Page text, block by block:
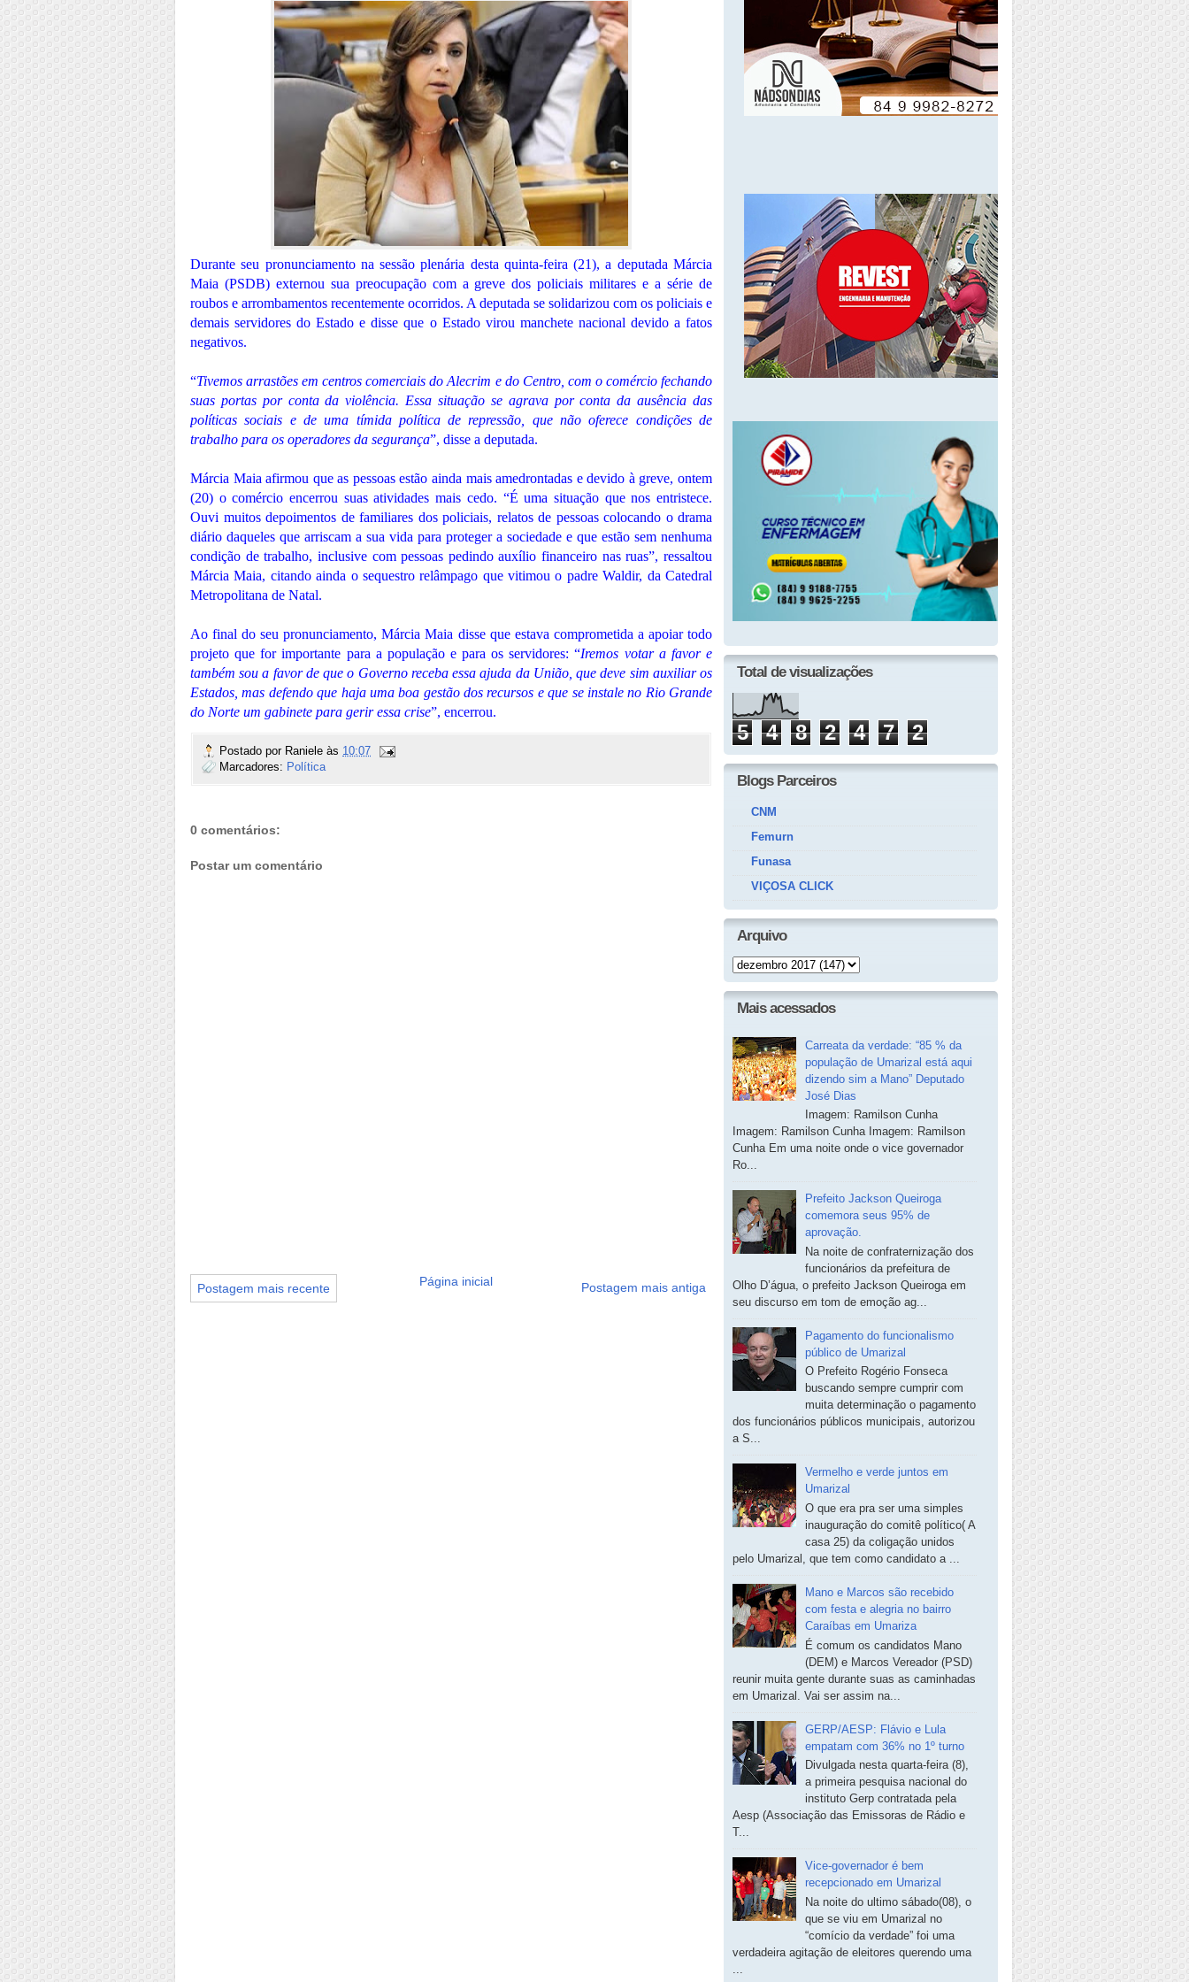
Durante seu pronunciamento na sessão plenária desta quinta-feira (21), a deputada Márcia
Maia (PSDB) externou sua preocupação com a greve dos policiais militares e a série de
roubos e arrombamentos recentemente ocorridos. A deputada se solidarizou com os policiais e
demais servidores do Estado e disse que o Estado virou manchete nacional devido a fatos
negativos.
“Tivemos arrastões em centros comerciais do Alecrim e do Centro, com o comércio fechando
suas portas por conta da violência. Essa situação se agrava por conta da ausência das
políticas sociais e de uma tímida política de repressão, que não oferece condições de
trabalho para os operadores da segurança”, disse a deputada.
Márcia Maia afirmou que as pessoas estão ainda mais amedrontadas e devido à greve, ontem
(20) o comércio encerrou suas atividades mais cedo. “É uma situação que nos entristece.
Ouvi muitos depoimentos de familiares dos policiais, relatos de pessoas colocando o drama
diário daqueles que arriscam a sua vida para proteger a sociedade e que estão sem nenhuma
condição de trabalho, inclusive com pessoas pedindo auxílio financeiro nas ruas”, ressaltou
Márcia Maia, citando ainda o sequestro relâmpago que vitimou o padre Waldir, da Catedral
Metropolitana de Natal.
Ao final do seu pronunciamento, Márcia Maia disse que estava comprometida a apoiar todo
projeto que for importante para a população e para os servidores: “Iremos votar a favor e
também sou a favor de que o Governo receba essa ajuda da União, que deve sim auxiliar os
Estados, mas defendo que haja uma boa gestão dos recursos e que se instale no Rio Grande
do Norte um gabinete para gerir essa crise”, encerrou.
Postado por Raniele às 10:07
Marcadores: Política
0 comentários:
Postar um comentário
Postagem mais recente Postagem mais antiga
Página inicial
Total de visualizações
5 4 8 2 4 7 2
Blogs Parceiros
CNM
Femurn
Funasa
VIÇOSA CLICK
Arquivo
Mais acessados
Carreata da verdade: “85 % da
população de Umarizal está aqui
dizendo sim a Mano” Deputado
José Dias
Imagem: Ramilson Cunha
Imagem: Ramilson Cunha Imagem: Ramilson
Cunha Em uma noite onde o vice governador
Ro...
Prefeito Jackson Queiroga
comemora seus 95% de
aprovação.
Na noite de confraternização dos
funcionários da prefeitura de
Olho D’água, o prefeito Jackson Queiroga em
seu discurso em tom de emoção ag...
Pagamento do funcionalismo
público de Umarizal
O Prefeito Rogério Fonseca
buscando sempre cumprir com
muita determinação o pagamento
dos funcionários públicos municipais, autorizou
a S...
Vermelho e verde juntos em
Umarizal
O que era pra ser uma simples
inauguração do comitê político( A
casa 25) da coligação unidos
pelo Umarizal, que tem como candidato a ...
Mano e Marcos são recebido
com festa e alegria no bairro
Caraíbas em Umariza
É comum os candidatos Mano
(DEM) e Marcos Vereador (PSD)
reunir muita gente durante suas as caminhadas
em Umarizal. Vai ser assim na...
GERP/AESP: Flávio e Lula
empatam com 36% no 1º turno
Divulgada nesta quarta-feira (8),
a primeira pesquisa nacional do
instituto Gerp contratada pela
Aesp (Associação das Emissoras de Rádio e
T...
Vice-governador é bem
recepcionado em Umarizal
Na noite do ultimo sábado(08), o
que se viu em Umarizal no
“comício da verdade” foi uma
verdadeira agitação de eleitores querendo uma